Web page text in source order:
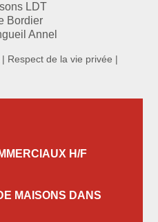
LDT
Bordier
Annel
| Respect de la vie privée |
H/F
MAISONS DANS